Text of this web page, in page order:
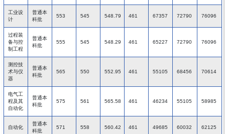
工业设
计
普通本
科批
553 545 548.79 461 67357 72790 76096
过程装
备与控
制工程
普通本
科批
555 545 548.29 461 65227 72790 76096
测控技
术与仪
器
普通本
科批
565 550 552.95 461 55105 68456 70614
电气工
程及其
自动化
普通本
科批
575 561 565.58 461 46234 55105 58985
自动化
普通本
科批
571 558 560.42 461 49685 60032 62125